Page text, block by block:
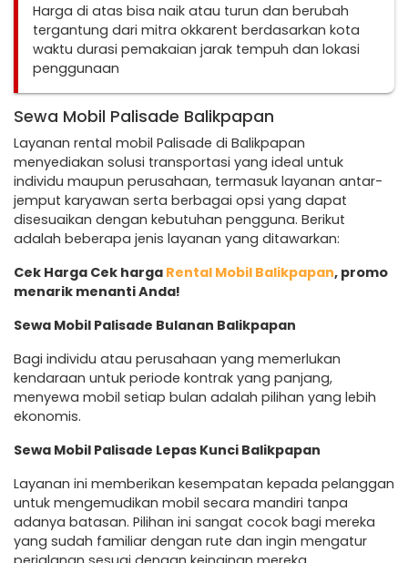
Harga di atas bisa naik atau turun dan berubah
tergantung dari mitra okkarent berdasarkan kota
waktu durasi pemakaian jarak tempuh dan lokasi
penggunaan
Sewa Mobil Palisade Balikpapan
Layanan rental mobil Palisade di Balikpapan
menyediakan solusi transportasi yang ideal untuk
individu maupun perusahaan, termasuk layanan antar-
jemput karyawan serta berbagai opsi yang dapat
disesuaikan dengan kebutuhan pengguna. Berikut
adalah beberapa jenis layanan yang ditawarkan:
Cek Harga Cek harga Rental Mobil Balikpapan, promo
menarik menanti Anda!
Sewa Mobil Palisade Bulanan Balikpapan
Bagi individu atau perusahaan yang memerlukan
kendaraan untuk periode kontrak yang panjang,
menyewa mobil setiap bulan adalah pilihan yang lebih
ekonomis.
Sewa Mobil Palisade Lepas Kunci Balikpapan
Layanan ini memberikan kesempatan kepada pelanggan
untuk mengemudikan mobil secara mandiri tanpa
adanya batasan. Pilihan ini sangat cocok bagi mereka
yang sudah familiar dengan rute dan ingin mengatur